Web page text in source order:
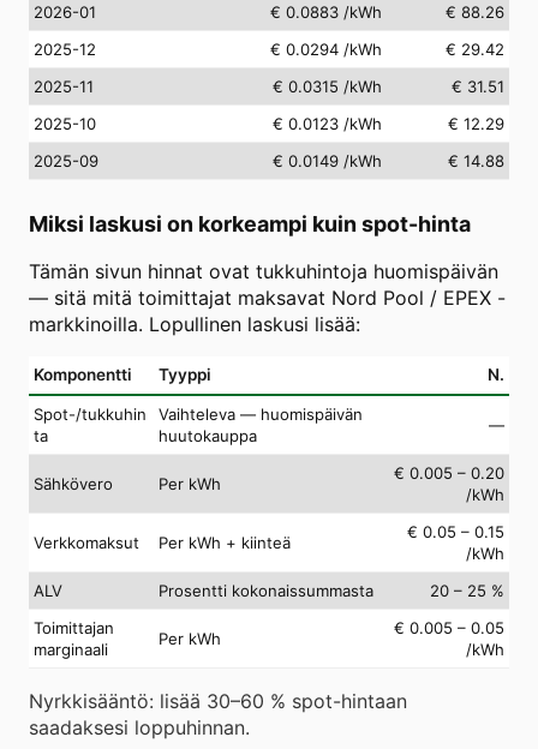
2026-01
€ 0.0883 /kWh
€ 88.26
2025-12
€ 0.0294 /kWh
€ 29.42
2025-11
€ 0.0315 /kWh
€ 31.51
2025-10
€ 0.0123 /kWh
€ 12.29
2025-09
€ 0.0149 /kWh € 14.88
Miksi laskusi on korkeampi kuin spot-hinta
Tämän sivun hinnat ovat tukkuhintoja huomispäivän
— sitä mitä toimittajat maksavat Nord Pool / EPEX -
markkinoilla. Lopullinen laskusi lisää:
Komponentti Tyyppi N.
Spot-/tukkuhin
ta
Vaihteleva — huomispäivän
huutokauppa
—
Sähkövero Per kWh
€ 0.005 – 0.20
/kWh
Verkkomaksut Per kWh + kiinteä
€ 0.05 – 0.15
/kWh
ALV
Prosentti kokonaissummasta
20 – 25 %
Toimittajan
marginaali
Per kWh
€ 0.005 – 0.05
/kWh
Nyrkkisääntö: lisää 30–60 % spot-hintaan
saadaksesi loppuhinnan.